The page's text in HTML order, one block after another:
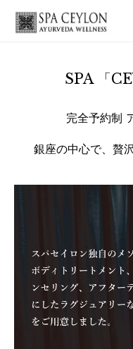
SPA 「
完全予約制
銀座の中心で、贅